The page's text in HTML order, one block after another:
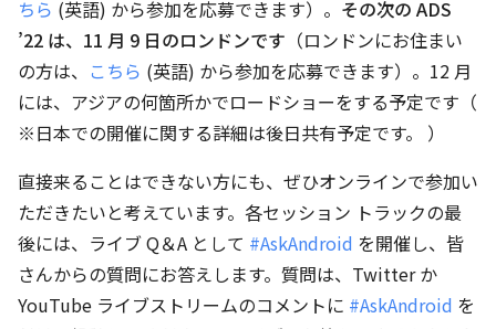
ちら (英語) から参加を応募できます）。 その次の ADS
’22 は、11 月 9 日のロンドンです （ロンドンにお住まい
の方は、 こちら (英語) から参加を応募できます）。12 月
には、アジアの何箇所かでロードショーをする予定です（
※日本での開催に関する詳細は後日共有予定です。 ）
直接来ることはできない方にも、ぜひオンラインで参加い
ただきたいと考えています。各セッション トラックの最
後には、ライブ Q＆A として #AskAndroid を開催し、皆
さんからの質問にお答えします。質問は、Twitter か
YouTube ライブストリームのコメントに #AskAndroid を